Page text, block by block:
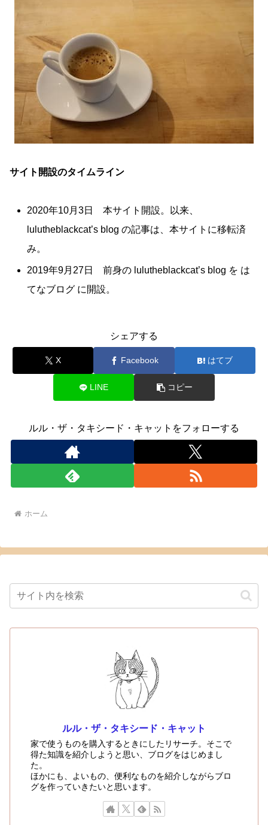
サイト開設のタイムライン
2020年10月3日 本サイト開設。以来、
lulutheblackcat’s blog の記事は、本サイトに移転済
み。
2019年9月27日 前身の lulutheblackcat’s blog を は
てなブログ に開設。
シェアする
X Facebook はてブ
LINE コピー
ルル・ザ・タキシード・キャットをフォローする
ホーム
ルル・ザ・タキシード・キャット
家で使うものを購入するときにしたリサーチ。そこで
得た知識を紹介しようと思い、ブログをはじめまし
た。
ほかにも、よいもの、便利なものを紹介しながらブロ
グを作っていきたいと思います。